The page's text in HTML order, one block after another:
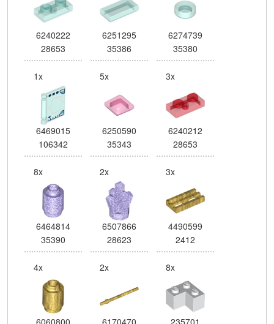
6240222
28653
6251295
35386
6274739
35380
1x
6469015
106342
5x
6250590
35343
3x
6240212
28653
8x
6464814
35390
2x
6507866
28623
3x
4490599
2412
4x
6060800
2x
6170470
8x
235701